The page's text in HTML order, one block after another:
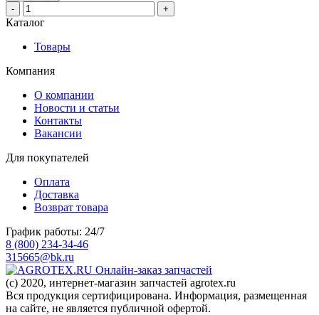
-
+
Каталог
Товары
Компания
О компании
Новости и статьи
Контакты
Вакансии
Для покупателей
Оплата
Доставка
Возврат товара
График работы: 24/7
8 (800) 234-34-46
315665@bk.ru
Онлайн-заказ запчастей
(c) 2020, интернет-магазин запчастей agrotex.ru
Вся продукция сертифицирована. Информация, размещенная
на сайте, не является публичной офертой.